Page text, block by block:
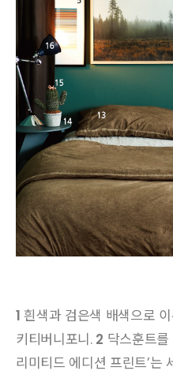
1 흰색과 검은색 배색으로
키티버니포니. 2 닥스훈트를
리미티드 에디션 프린트’는